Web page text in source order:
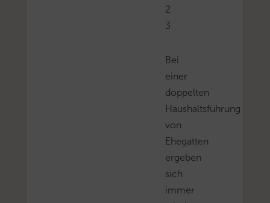
2
3
Bei
einer
doppelten
Haushaltsführung
von
Ehegatten
ergeben
sich
immer